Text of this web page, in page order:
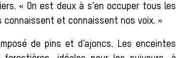
« On est deux à s’en occuper tous les
connaissent et connaissent nos voix. »
de pins et d’ajoncs. Les enceintes